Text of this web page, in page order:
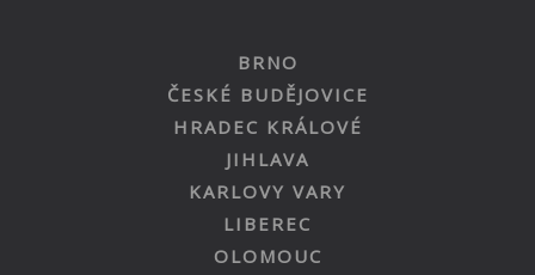
BRNO
ČESKÉ BUDĚJOVICE
HRADEC KRÁLOVÉ
JIHLAVA
KARLOVY VARY
LIBEREC
OLOMOUC